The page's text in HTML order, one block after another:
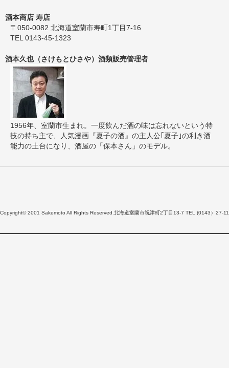
酒本商店 寿店
〒050-0082 北海道室蘭市寿町1丁目7-16
TEL 0143-45-1323
酒本久也（さけもとひさや）酒類販売管理者
1956年、室蘭市生まれ。一度飲んだ酒の味は忘れないという特
技の持ち主で、人気漫画『夏子の酒』の主人公｢夏子｣の利き酒
能力の土台になり、酒屋の「保本さん」のモデル。
Copyright© 2001 Sakemoto All Rights Reserved.北海道室蘭市祝津町2丁目13-7 TEL (0143）27-